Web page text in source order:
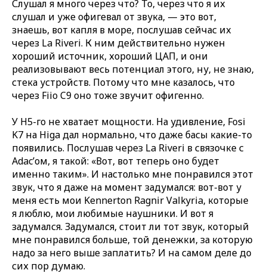
Слушал я много через что? То, через что я их
слушал и уже офигевал от звука, — это вот,
знаешь, вот капля в море, послушав сейчас их
через La Riveri. К ним действительно нужен
хороший источник, хороший ЦАП, и они
реализовывают весь потенциал этого, ну, не знаю,
стека устройств. Потому что мне казалось, что
через Fiio C9 оно тоже звучит офигенно.
У H5-го не хватает мощности. На удивление, Fosi
K7 на Higa дал нормально, что даже басы какие-то
появились. Послушав через La Riveri в связочке с
Adac’ом, я такой: «Вот, вот теперь оно будет
именно таким». И настолько мне понравился этот
звук, что я даже на момент задумался: вот-вот у
меня есть мои Kennerton Ragnir Valkyria, которые
я люблю, мои любимые наушники. И вот я
задумался. Задумался, стоит ли тот звук, который
мне понравился больше, той денежки, за которую
надо за него выше заплатить? И на самом деле до
сих пор думаю.